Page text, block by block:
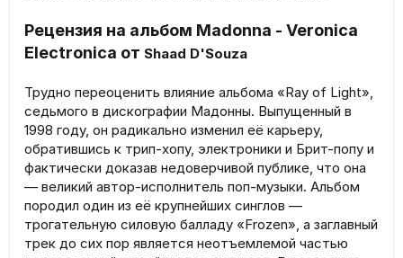
Рецензия на альбом Madonna - Veronica
Electronica от Shaad D'Souza
Трудно переоценить влияние альбома «Ray of Light»,
седьмого в дискографии Мадонны. Выпущенный в
1998 году, он радикально изменил её карьеру,
обратившись к трип-хопу, электроники и Брит-попу и
фактически доказав недоверчивой публике, что она
— великий автор-исполнитель поп-музыки. Альбом
породил один из её крупнейших синглов —
трогательную силовую балладу «Frozen», а заглавный
трек до сих пор является неотъемлемой частью